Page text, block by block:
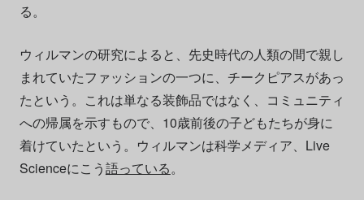
る。
ウィルマンの研究によると、先史時代の人類の間で親し
まれていたファッションの一つに、チークピアスがあっ
たという。これは単なる装飾品ではなく、コミュニティ
への帰属を示すもので、10歳前後の子どもたちが身に
着けていたという。ウィルマンは科学メディア、Live
Scienceにこう語っている。